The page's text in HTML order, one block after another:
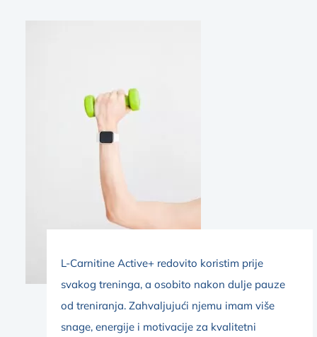
L-Carnitine Active+ redovito koristim prije
svakog treninga, a osobito nakon dulje pauze
od treniranja. Zahvaljujući njemu imam više
snage, energije i motivacije za kvalitetni